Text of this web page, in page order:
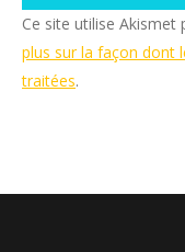
Ce site utilise Akismet
plus sur la façon dont
traitées.